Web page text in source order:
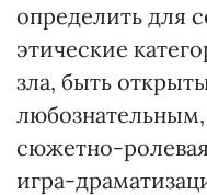
определить для
этические
зла, быть
любознательным,
сюжетно-
игра-